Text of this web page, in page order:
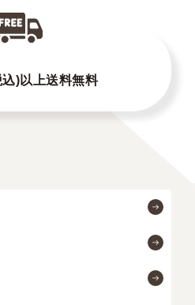
)以上送料無料